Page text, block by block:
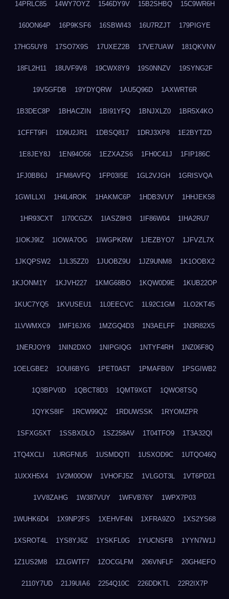
14PRLC85 14WY7OYZ 1546DY9V 15B2SHBQ 15C9WR6H
160ON64P 16P9KSF6 16SBWI43 16U7RZJT 179PIGYE
17HG5UY8 17SO7X9S 17UXEZ2B 17VE7UAW 181QKVNV
18FL2H11 18UVF9V8 19CWX8Y9 19S0NNZV 19SYNG2F
19V5GFDB 19YDYQRW 1AU5Q96D 1AXWRT6R
1B3DEC8P 1BHACZIN 1BI91YFQ 1BNJXLZ0 1BR5X4KO
1CFFT9FI 1D9U2JR1 1DBSQ817 1DRJ3XP8 1E2BYTZD
1E8JEY8J 1EN94O56 1EZXAZS6 1FH0C41J 1FIP186C
1FJ0BB6J 1FM8AVFQ 1FP03I5E 1GL2VJGH 1GRISVQA
1GWILLXI 1H4L4ROK 1HAKMC6P 1HDB3VUY 1HHJEK58
1HR93CXT 1I70CGZX 1IASZ8H3 1IF86W04 1IHA2RU7
1IOKJ9IZ 1IOWA7OG 1IWGPKRW 1JEZBYO7 1JFVZL7X
1JKQPSW2 1JL35ZZ0 1JUOBZ9U 1JZ9UNM8 1K1OOBX2
1KJONM1Y 1KJVH227 1KMG68BO 1KQW0D9E 1KUB22OP
1KUC7YQ5 1KVUSEU1 1L0EECVC 1L92C1GM 1LO2KT45
1LVWMXC9 1MF16JX6 1MZGQ4D3 1N3AELFF 1N3R82X5
1NERJOY9 1NIN2DXO 1NIPGIQG 1NTYF4RH 1NZ06F8Q
1OELGBE2 1OUI6BYG 1PET0A5T 1PMAFB0V 1PSGIWB2
1Q3BPV0D 1QBCT8D3 1QMT9XGT 1QWO8TSQ
1QYKS8IF 1RCW99QZ 1RDUWSSK 1RYOMZPR
1SFXG5XT 1SSBXDLO 1SZ258AV 1T04TFO9 1T3A32QI
1TQ4XCLI 1URGFNU5 1USMDQTI 1USXOD9C 1UTQO46Q
1UXXH5X4 1V2M00OW 1VHOFJ5Z 1VLGOT3L 1VT6PD21
1VV8ZAHG 1W387VUY 1WFVB76Y 1WPX7P03
1WUHK6D4 1X9NP2FS 1XEHVF4N 1XFRA9ZO 1XS2YS68
1XSROT4L 1YS8YJ6Z 1YSKFL0G 1YUCNSFB 1YYN7W1J
1Z1US2M8 1ZLGWTF7 1ZOCGLFM 206VNFLF 20GH4EFO
2110Y7UD 21J9UIA6 2254Q10C 226DDKTL 22R2IX7P